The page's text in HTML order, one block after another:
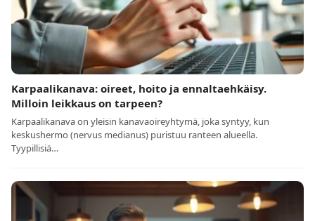
Karpaalikanava: oireet, hoito ja ennaltaehkäisy.
Milloin leikkaus on tarpeen?
Karpaalikanava on yleisin kanavaoireyhtymä, joka syntyy, kun
keskushermo (nervus medianus) puristuu ranteen alueella.
Tyypillisiä…